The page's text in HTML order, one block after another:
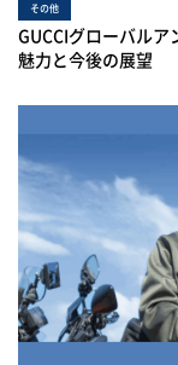
その他
GUCCIグローバル
魅力と今後の展望